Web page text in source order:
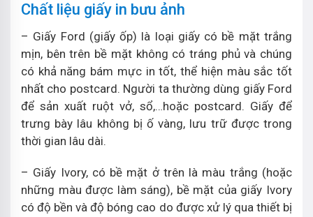
Chất liệu giấy in bưu ảnh
– Giấy Ford (giấy ốp) là loại giấy có bề mặt trắng
mịn, bên trên bề mặt không có tráng phủ và chúng
có khả năng bám mực in tốt, thể hiện màu sắc tốt
nhất cho postcard. Người ta thường dùng giấy Ford
để sản xuất ruột vở, sổ,…hoặc postcard. Giấy để
trưng bày lâu không bị ố vàng, lưu trữ được trong
thời gian lâu dài.
– Giấy Ivory, có bề mặt ở trên là màu trắng (hoặc
những màu được làm sáng), bề mặt của giấy Ivory
có độ bền và độ bóng cao do được xử lý qua thiết bị